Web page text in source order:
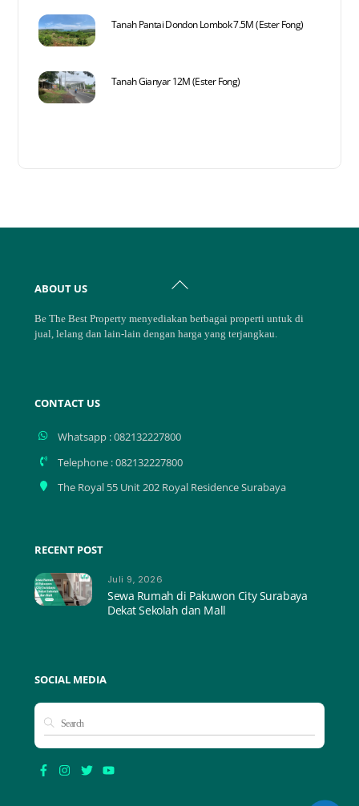
Tanah Pantai Dondon Lombok 7.5M (Ester Fong)
Tanah Gianyar 12M (Ester Fong)
To
ABOUT US
Be The Best Property menyediakan berbagai properti untuk di
jual, lelang dan lain-lain dengan harga yang terjangkau.
CONTACT US
Whatsapp : 082132227800
Telephone : 082132227800
The Royal 55 Unit 202 Royal Residence Surabaya
RECENT POST
Juli 9, 2026
Sewa Rumah di Pakuwon City Surabaya
Dekat Sekolah dan Mall
SOCIAL MEDIA